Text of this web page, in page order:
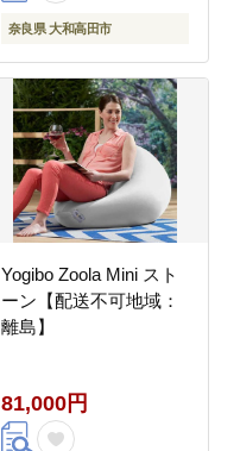
奈良県 大和高田市
Yogibo Zoola Mini スト
ーン【配送不可地域：
離島】
81,000円